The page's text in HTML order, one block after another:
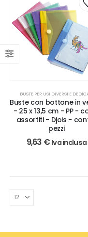
BUSTE PER USI DIVERSI E
Buste con bottone in
- 25 x 13,5 cm - PP -
assortiti - Djois -
pezzi
9,63 € Iva inclusa